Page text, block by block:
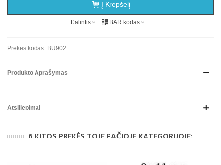
Į Krepšelį
Dalintis BAR kodas
Prekės kodas: BU902
Produkto Aprašymas
Atsiliepimai
6 KITOS PREKĖS TOJE PAČIOJE KATEGORIJOJE: